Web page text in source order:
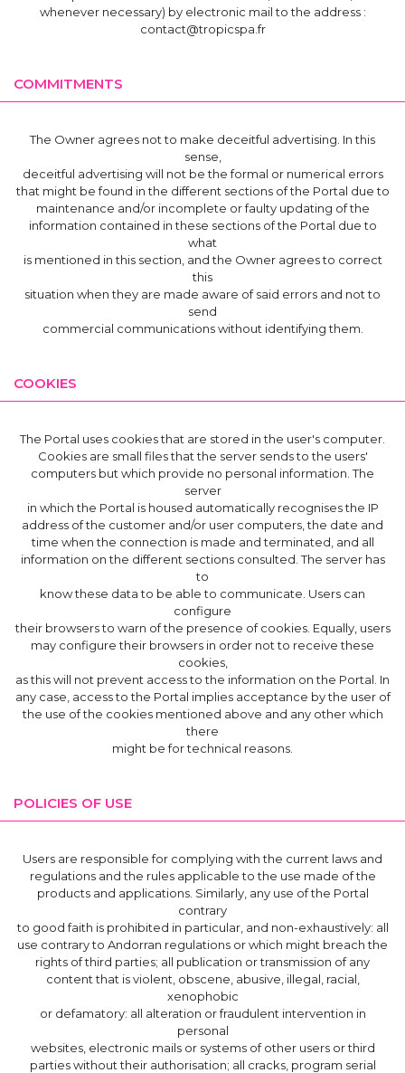
whenever necessary) by electronic mail to the address :
contact@tropicspa.fr
COMMITMENTS
The Owner agrees not to make deceitful advertising. In this
sense,
deceitful advertising will not be the formal or numerical errors
that might be found in the different sections of the Portal due to
maintenance and/or incomplete or faulty updating of the
information contained in these sections of the Portal due to
what
is mentioned in this section, and the Owner agrees to correct
this
situation when they are made aware of said errors and not to
send
commercial communications without identifying them.
COOKIES
The Portal uses cookies that are stored in the user's computer.
Cookies are small files that the server sends to the users'
computers but which provide no personal information. The
server
in which the Portal is housed automatically recognises the IP
address of the customer and/or user computers, the date and
time when the connection is made and terminated, and all
information on the different sections consulted. The server has
to
know these data to be able to communicate. Users can
configure
their browsers to warn of the presence of cookies. Equally, users
may configure their browsers in order not to receive these
cookies,
as this will not prevent access to the information on the Portal. In
any case, access to the Portal implies acceptance by the user of
the use of the cookies mentioned above and any other which
there
might be for technical reasons.
POLICIES OF USE
Users are responsible for complying with the current laws and
regulations and the rules applicable to the use made of the
products and applications. Similarly, any use of the Portal
contrary
to good faith is prohibited in particular, and non-exhaustively: all
use contrary to Andorran regulations or which might breach the
rights of third parties; all publication or transmission of any
content that is violent, obscene, abusive, illegal, racial,
xenophobic
or defamatory: all alteration or fraudulent intervention in
personal
websites, electronic mails or systems of other users or third
parties without their authorisation; all cracks, program serial